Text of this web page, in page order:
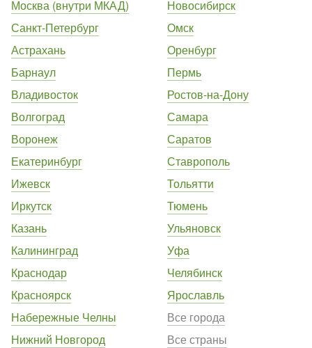
Москва (внутри МКАД)
Санкт-Петербург
Астрахань
Барнаул
Владивосток
Волгоград
Воронеж
Екатеринбург
Ижевск
Иркутск
Казань
Калининград
Краснодар
Красноярск
Набережные Челны
Нижний Новгород
Новосибирск
Омск
Оренбург
Пермь
Ростов-на-Дону
Самара
Саратов
Ставрополь
Тольятти
Тюмень
Ульяновск
Уфа
Челябинск
Ярославль
Все города
Все страны